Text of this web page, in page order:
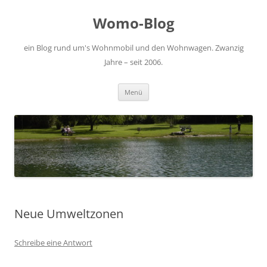
Womo-Blog
ein Blog rund um's Wohnmobil und den Wohnwagen. Zwanzig
Jahre – seit 2006.
Menü
Neue Umweltzonen
Schreibe eine Antwort